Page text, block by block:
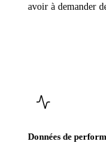
avoir à demander
Données de